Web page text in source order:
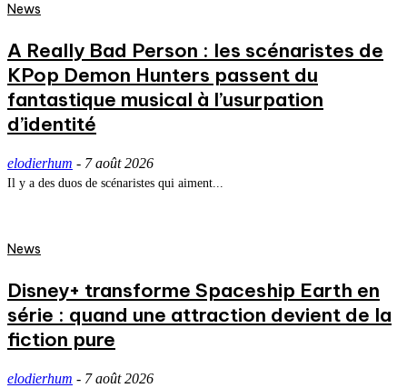
News
A Really Bad Person : les scénaristes de
KPop Demon Hunters passent du
fantastique musical à l’usurpation
d’identité
elodierhum - 7 août 2026
Il y a des duos de scénaristes qui aiment...
News
Disney+ transforme Spaceship Earth en
série : quand une attraction devient de la
fiction pure
elodierhum - 7 août 2026